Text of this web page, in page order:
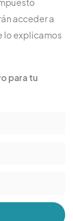
acceder a
lo explicamos
para tu